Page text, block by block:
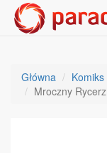
Główna Komiks
Mroczny